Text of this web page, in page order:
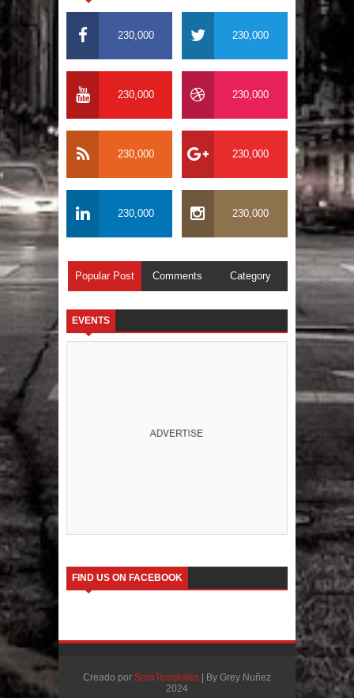
domingo una dirección de hombres
230,000 230,000
230,000 230,000
230,000 230,000
230,000 230,000
Popular Post Comments Category
EVENTS
FIND US ON FACEBOOK
Creado por SoraTemplates | By Grey Nuñez
2024